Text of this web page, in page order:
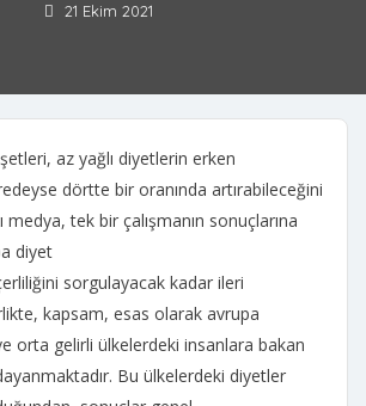
21 Ekim 2021
az yağlı diyetlerin erken
dörtte bir oranında artırabileceğini
medya, tek bir çalışmanın sonuçlarına
diyet
sorgulayacak kadar ileri
kapsam, esas olarak avrupa
orta gelirli ülkelerdeki insanlara bakan
Bu ülkelerdeki diyetler